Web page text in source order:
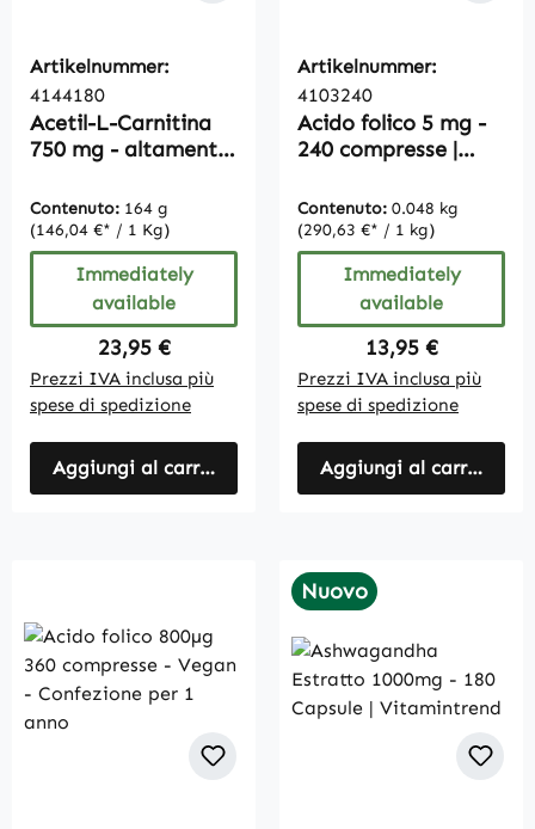
Artikelnummer:
4144180
Acetil-L-Carnitina
750 mg - altamente
180 capsule
Contenuto: 164 g
(146,04 €* / 1 Kg)
Immediately
available
Regular price:
23,95 €
Prezzi IVA inclusa più
spese di spedizione
Aggiungi al carrello
Artikelnummer:
4103240
Acido folico 5 mg -
240 compresse |
Contenuto: 0.048 kg
(290,63 €* / 1 kg)
Immediately
available
Regular price:
13,95 €
Prezzi IVA inclusa più
spese di spedizione
Aggiungi al carrello
Nuovo